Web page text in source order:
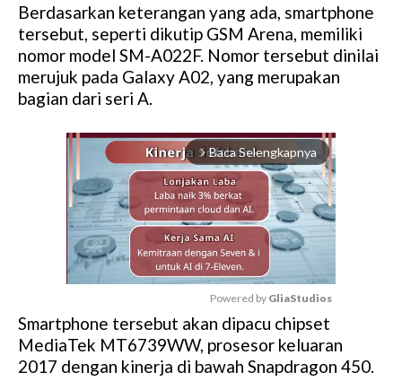
Berdasarkan keterangan yang ada, smartphone
tersebut, seperti dikutip GSM Arena, memiliki
nomor model SM-A022F. Nomor tersebut dinilai
merujuk pada Galaxy A02, yang merupakan
bagian dari seri A.
arrow_forward_ios Baca Selengkapnya
M
u
t
Powered by GliaStudios
Smartphone tersebut akan dipacu chipset
MediaTek MT6739WW, prosesor keluaran
2017 dengan kinerja di bawah Snapdragon 450.